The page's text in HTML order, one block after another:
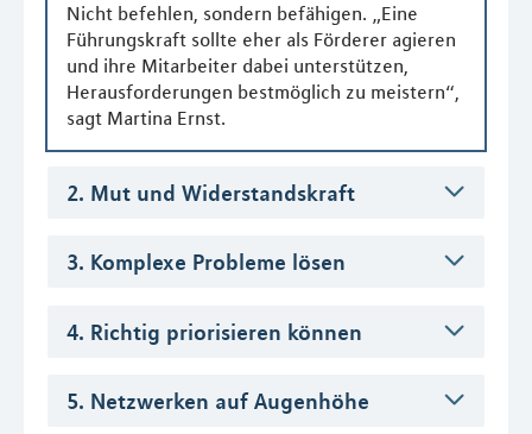
Nicht befehlen, sondern befähigen. „Eine
Führungskraft sollte eher als Förderer agieren
und ihre Mitarbeiter dabei unterstützen,
Herausforderungen bestmöglich zu meistern“,
sagt Martina Ernst.
2. Mut und Widerstandskraft
3. Komplexe Probleme lösen
4. Richtig priorisieren können
5. Netzwerken auf Augenhöhe